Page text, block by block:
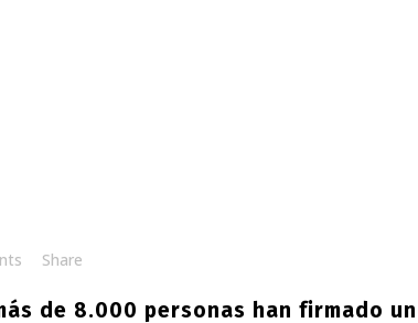
Share
de 8.000 personas han firmado